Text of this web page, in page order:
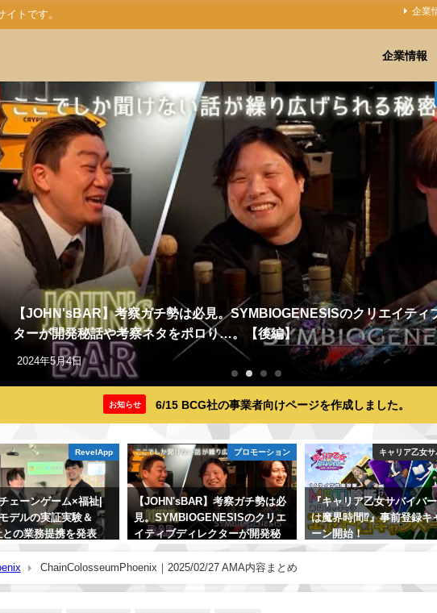
イトです。 企業
企業情報
【JOHN'sBAR】考察ガチ勢は必見。SYMBIOGENESISのクリエイティ
ターが開発秘話や考察ネタをポロり…。【後編】
2024年5月4日
お知らせ 6/15 BCG社の事業者向けページを作成しました。
RevelApp
ェーンゲーム×福祉|
デルの実証実験＆
との業務提携を発表
プロモーション
【JOHN'sBAR】考察ガチ勢は必
見。SYMBIOGENESISのクリエ
イティブディレクターが開発秘
話や考察ネタをポロり…。【後
編】
キャリア乙女
『キャリア乙女サバイバ
は魔界時間⁉』事前登録キ
ーン開始！
ChainColosseumPhoenix｜2025/02/27 AMA内容まとめ